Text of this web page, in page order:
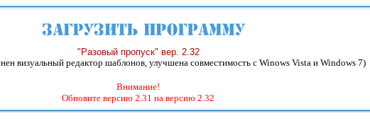
"Разовый пропуск" вер. 2.32
визуальный редактор шаблонов, улучшена совместимость с Winows Vista и Windows 7)
Внимание!
Обновите версию 2.31 на версию 2.32